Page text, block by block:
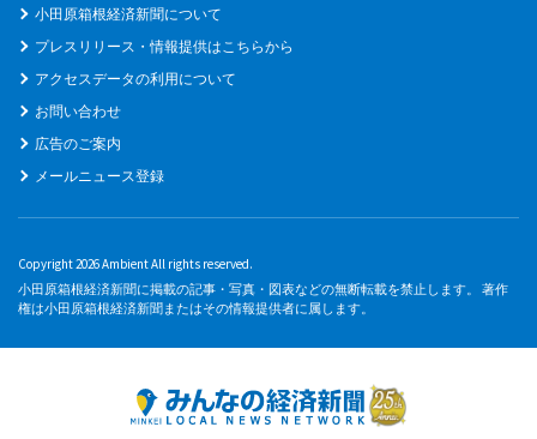
小田原箱根経済新聞について
プレスリリース・情報提供はこちらから
アクセスデータの利用について
お問い合わせ
広告のご案内
メールニュース登録
Copyright 2026 Ambient All rights reserved.
小田原箱根経済新聞に掲載の記事・写真・図表などの無断転載を禁止します。 著作
権は小田原箱根経済新聞またはその情報提供者に属します。